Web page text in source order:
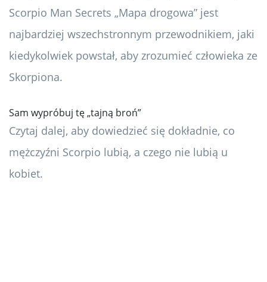
Scorpio Man Secrets „Mapa drogowa” jest
najbardziej wszechstronnym przewodnikiem, jaki
kiedykolwiek powstał, aby zrozumieć człowieka ze
Skorpiona.
Sam wypróbuj tę „tajną broń”
Czytaj dalej, aby dowiedzieć się dokładnie, co
mężczyźni Scorpio lubią, a czego nie lubią u
kobiet.